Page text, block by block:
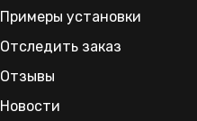
Примеры установки
Отследить заказ
Отзывы
Новости